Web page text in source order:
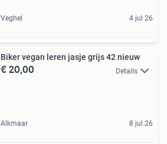
Veghel 4 jul 26
Biker vegan leren jasje grijs 42 nieuw
€ 20,00 Details
Alkmaar 8 jul 26